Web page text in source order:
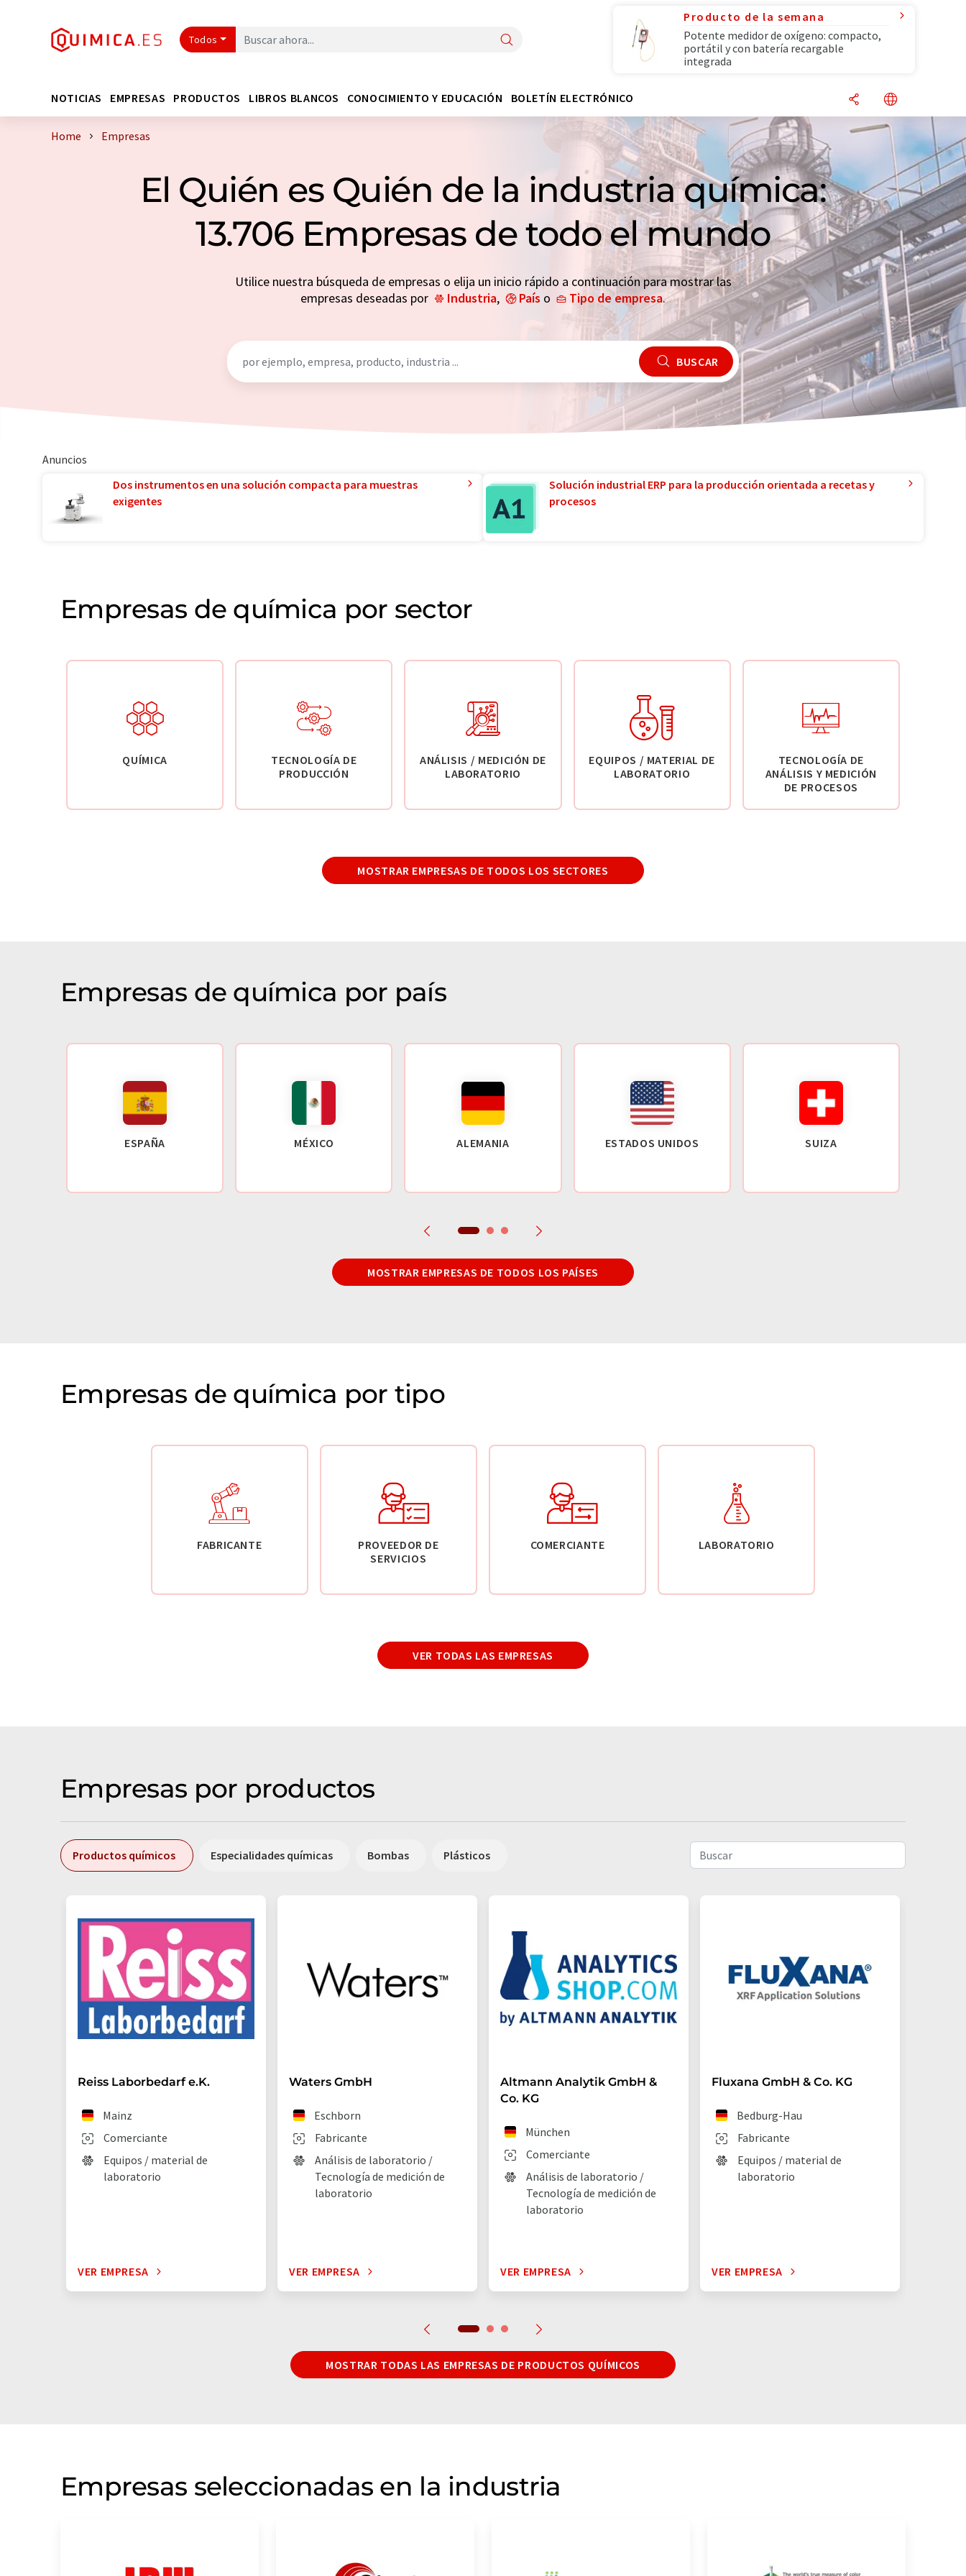
Todos
Producto de la semana
Potente medidor de oxígeno: compacto,
portátil y con batería recargable
integrada
NOTICIAS EMPRESAS PRODUCTOS LIBROS BLANCOS CONOCIMIENTO Y EDUCACIÓN BOLETÍN ELECTRÓNICO
Home Empresas
El Quién es Quién de la industria química:
13.706 Empresas de todo el mundo
Utilice nuestra búsqueda de empresas o elija un inicio rápido a continuación para mostrar las
empresas deseadas por
Industria, País o Tipo de empresa.
BUSCAR
Anuncios
Dos instrumentos en una solución compacta para muestras
exigentes
Solución industrial ERP para la producción orientada a recetas y
procesos
Empresas de química por sector
QUÍMICA
TECNOLOGÍA DE
PRODUCCIÓN
ANÁLISIS / MEDICIÓN DE
LABORATORIO
EQUIPOS / MATERIAL DE
LABORATORIO
TECNOLOGÍA DE
ANÁLISIS Y MEDICIÓN
DE PROCESOS
MOSTRAR EMPRESAS DE TODOS LOS SECTORES
Empresas de química por país
ESPAÑA MÉXICO ALEMANIA ESTADOS UNIDOS SUIZA
MOSTRAR EMPRESAS DE TODOS LOS PAÍSES
Empresas de química por tipo
FABRICANTE
PROVEEDOR DE
SERVICIOS
COMERCIANTE LABORATORIO
VER TODAS LAS EMPRESAS
Empresas por productos
Productos químicos Especialidades químicas Bombas Plásticos
Reiss Laborbedarf e.K.
Comerciante
Mainz
Equipos / material de
laboratorio
VER EMPRESA
Waters GmbH
Fabricante
Eschborn
Análisis de laboratorio /
Tecnología de medición de
laboratorio
VER EMPRESA
Altmann Analytik GmbH &
Co. KG
Comerciante
München
Análisis de laboratorio /
Tecnología de medición de
laboratorio
VER EMPRESA
Fluxana GmbH & Co. KG
Fabricante
Bedburg-Hau
Equipos / material de
laboratorio
VER EMPRESA
MOSTRAR TODAS LAS EMPRESAS DE PRODUCTOS QUÍMICOS
Empresas seleccionadas en la industria